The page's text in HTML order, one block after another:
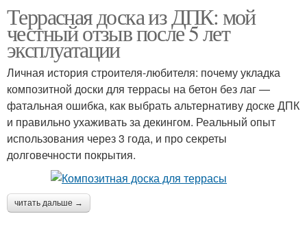
Террасная доска из ДПК: мой
честный отзыв после 5 лет
эксплуатации
Личная история строителя-любителя: почему укладка
композитной доски для террасы на бетон без лаг —
фатальная ошибка, как выбрать альтернативу доске ДПК
и правильно ухаживать за декингом. Реальный опыт
использования через 3 года, и про секреты
долговечности покрытия.
читать дальше →